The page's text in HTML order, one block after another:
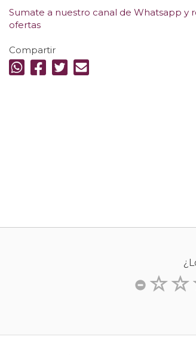
Sumate a nuestro canal de Whatsapp y
ofertas
Compartir